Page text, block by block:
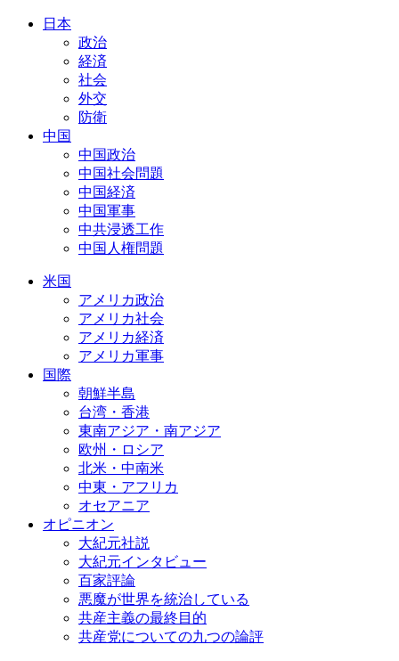
日本
政治
経済
社会
外交
防衛
中国
中国政治
中国社会問題
中国経済
中国軍事
中共浸透工作
中国人権問題
米国
アメリカ政治
アメリカ社会
アメリカ経済
アメリカ軍事
国際
朝鮮半島
台湾・香港
東南アジア・南アジア
欧州・ロシア
北米・中南米
中東・アフリカ
オセアニア
オピニオン
大紀元社説
大紀元インタビュー
百家評論
悪魔が世界を統治している
共産主義の最終目的
共産党についての九つの論評